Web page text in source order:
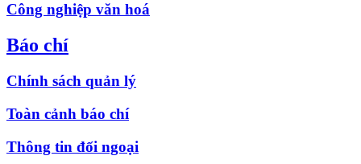
Công nghiệp văn hoá
Báo chí
Chính sách quản lý
Toàn cảnh báo chí
Thông tin đối ngoại